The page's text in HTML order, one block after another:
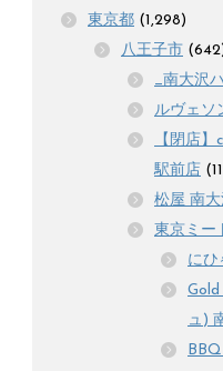
東京都 (1,298)
八王子市
_南大沢
ルヴェソ
【閉店
駅前店
松屋 南大
東京ミー
にひ
Gold
ュ)